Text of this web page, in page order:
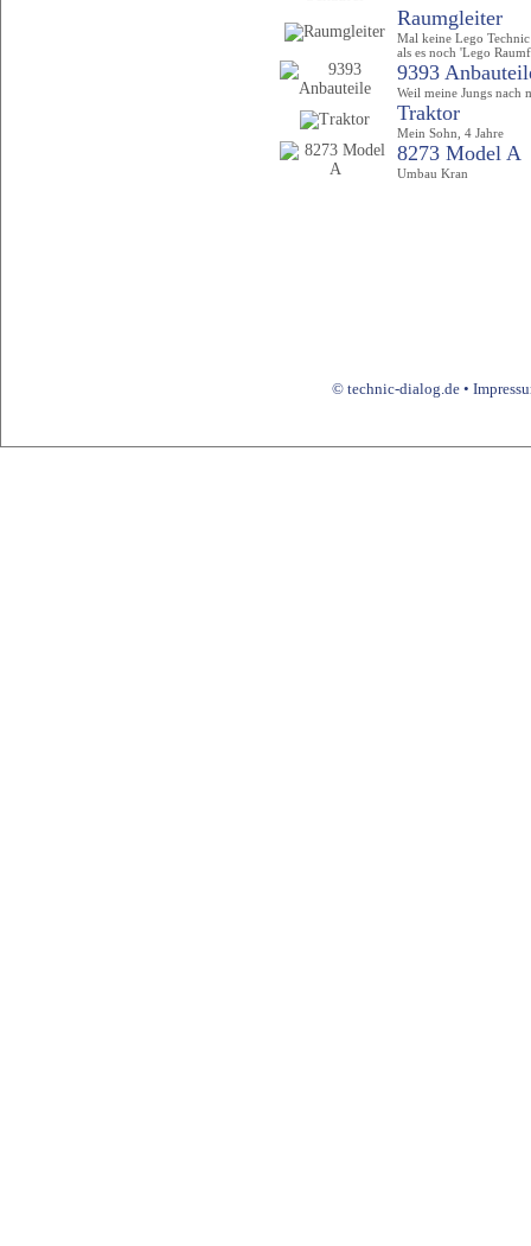
Raumgleiter
Mal keine Lego
als es noch 'Lego
9393
Weil meine Jungs nach
Traktor
Mein Sohn, 4 Jahre
8273 Model A
Umbau Kran
© technic-dialog.de •